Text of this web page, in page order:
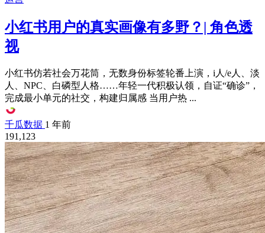
小红书用户的真实画像有多野？| 角色透
视
小红书仿若社会万花筒，无数身份标签轮番上演，i人/e人、淡
人、NPC、白磷型人格……年轻一代积极认领，自证“确诊”，
完成最小单元的社交，构建归属感 当用户热 ...
千瓜数据 1 年前
191,123